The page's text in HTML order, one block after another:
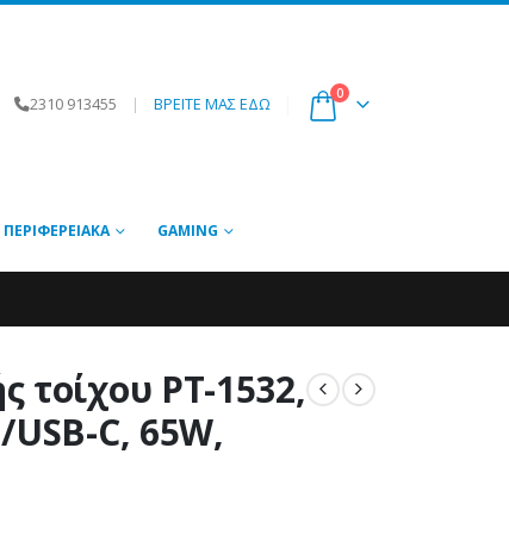
2310 913455 | ΒΡΕΙΤΕ ΜΑΣ ΕΔΩ
0
ΠΕΡΙΦΕΡΕΙΑΚΆ GAMING
τοίχου PT-1532,
C, 65W,